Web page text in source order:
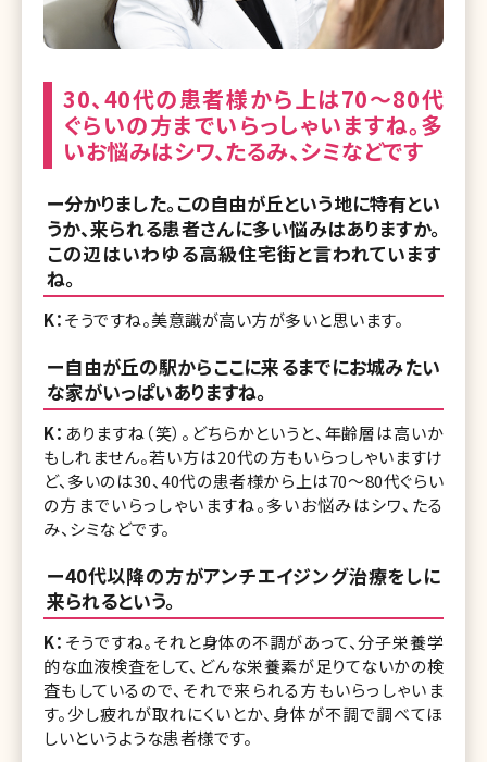
30、40代の患者様から上は70〜80代
ぐらいの方までいらっしゃいますね。多
いお悩みはシワ、たるみ、シミなどです
ー分かりました。この自由が丘という地に特有とい
うか、来られる患者さんに多い悩みはありますか。
この辺はいわゆる高級住宅街と言われています
ね。
K：そうですね。美意識が高い方が多いと思います。
ー自由が丘の駅からここに来るまでにお城みたい
な家がいっぱいありますね。
K： ありますね（笑）。どちらかというと、年齢層は高いか
もしれません。若い方は20代の方もいらっしゃいますけ
ど、多いのは30、40代の患者様から上は70〜80代ぐらい
の方までいらっしゃいますね。多いお悩みはシワ、たる
み、シミなどです。
ー40代以降の方がアンチエイジング治療をしに
来られるという。
K： そうですね。それと身体の不調があって、分子栄養学
的な血液検査をして、どんな栄養素が足りてないかの検
査もしているので、それで来られる方もいらっしゃいま
す。少し疲れが取れにくいとか、身体が不調で調べてほ
しいというような患者様です。